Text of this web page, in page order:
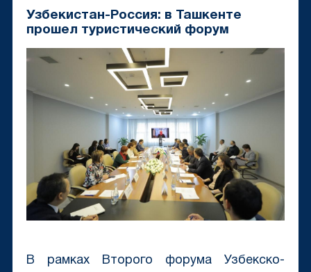
Узбекистан-Россия: в Ташкенте
прошел туристический форум
В рамках Второго форума Узбекско-